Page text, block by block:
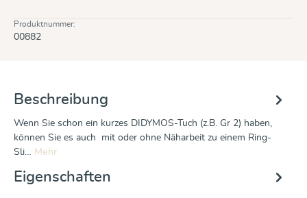
Produktnummer:
00882
Beschreibung
Wenn Sie schon ein kurzes DIDYMOS-Tuch (z.B. Gr 2) haben,
können Sie es auch mit oder ohne Näharbeit zu einem Ring-
Sli… Mehr
Eigenschaften